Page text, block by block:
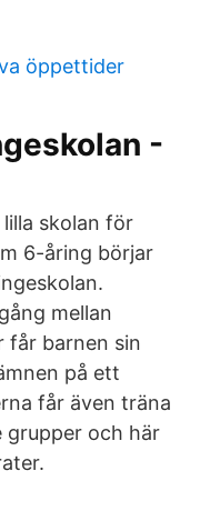
öppettider
-
lilla skolan för
6-åring börjar
mellan
får barnen sin
på ett
får även träna
grupper och här